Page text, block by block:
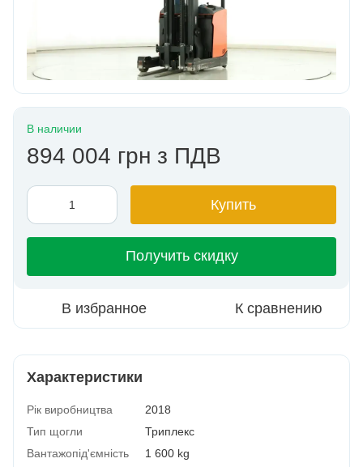
В наличии
894 004 грн з ПДВ
Купить
Получить скидку
В избранное К сравнению
Характеристики
Рік виробництва
2018
Тип щогли
Триплекс
Вантажопід'ємність
1 600 kg